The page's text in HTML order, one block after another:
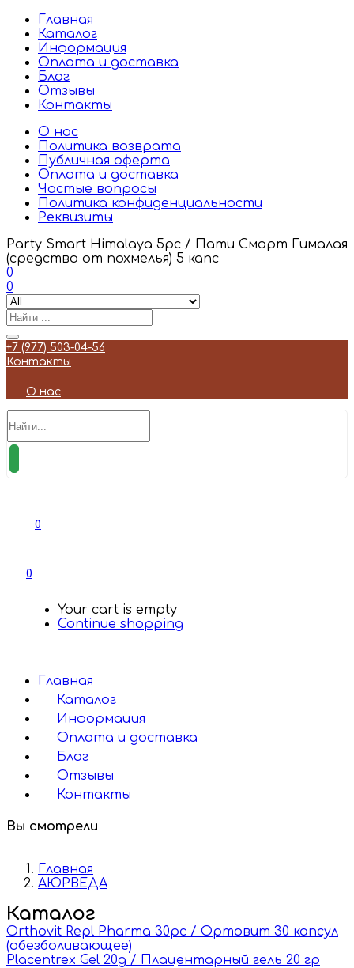
Главная
Каталог
Информация
Оплата и доставка
Блог
Отзывы
Контакты
О нас
Политика возврата
Публичная оферта
Оплата и доставка
Частые вопросы
Политика конфиденциальности
Реквизиты
Party Smart Himalaya 5pc / Пати Смарт Гималая
(средство от похмелья) 5 капс
0
0
+7 (977) 503-04-56
Контакты
О нас
0
0
Your cart is empty
Continue shopping
Главная
Каталог
Информация
Оплата и доставка
Блог
Отзывы
Контакты
Вы смотрели
Главная
АЮРВЕДА
Каталог
Orthovit Repl Pharma 30pc / Ортовит 30 капсул
(обезболивающее)
Placentrex Gel 20g / Плацентарный гель 20 гр